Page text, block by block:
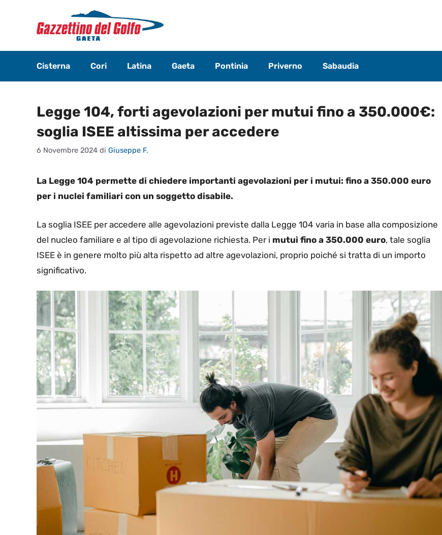
contenuto
Cisterna Cori Latina Gaeta Pontinia Priverno Sabaudia
Legge 104, forti agevolazioni per mutui fino a 350.000€:
soglia ISEE altissima per accedere
6 Novembre 2024 di Giuseppe F.
La Legge 104 permette di chiedere importanti agevolazioni per i mutui: fino a 350.000 euro
per i nuclei familiari con un soggetto disabile.
La soglia ISEE per accedere alle agevolazioni previste dalla Legge 104 varia in base alla composizione
del nucleo familiare e al tipo di agevolazione richiesta. Per i mutui fino a 350.000 euro, tale soglia
ISEE è in genere molto più alta rispetto ad altre agevolazioni, proprio poiché si tratta di un importo
significativo.